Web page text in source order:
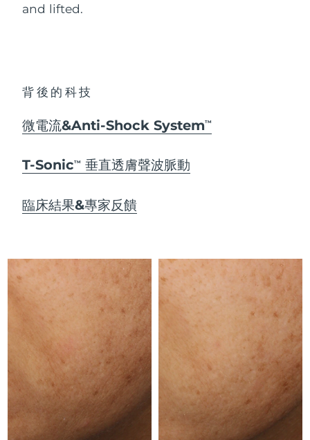
and lifted.
背後的科技
微電流&Anti-Shock SystemTM
T-SonicTM 垂直透膚聲波脈動
臨床結果&專家反饋
18% PAP
護膚品
關於我們
愛爾蘭
澤西島 預計送達日期
哈薩克
拉脫維亞 預計送達日期 10/08/2026
黎巴嫩 預計送達日期 11/08/2026
立陶宛 預計送達日期 10/08/2026
盧森堡 預計送達日期 10/08/2026
中國澳門特別行政區 預計送達日期 12/08/2026
馬來西亞 預計送達日期13/08/2026